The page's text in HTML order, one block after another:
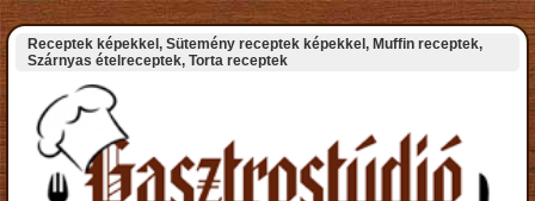
Receptek képekkel, Sütemény receptek képekkel, Muffin receptek,
Szárnyas ételreceptek, Torta receptek